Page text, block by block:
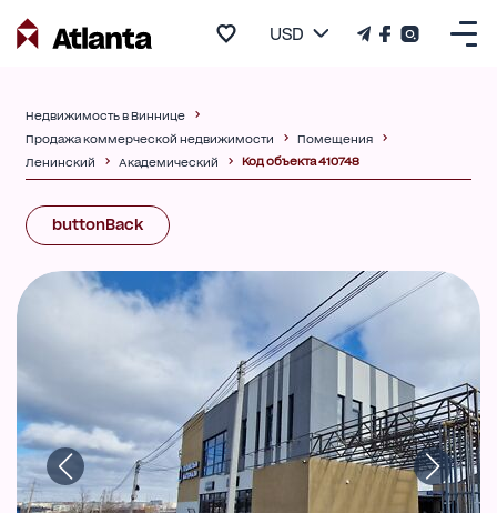
USD
Недвижимость в Виннице
Продажа коммерческой недвижимости
Помещения
Ленинский
Академический Код объекта 410748
buttonBack